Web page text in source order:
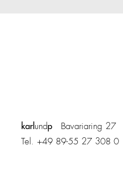
karl undp Bavariaring 27
Tel. +49 89-55 27 308